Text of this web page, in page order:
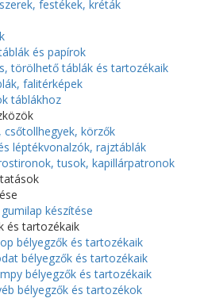
festékek, kréták
és papírok
törölhető táblák és tartozékaik
falitérképek
táblákhoz
csőtollhegyek, körzők
léptékvonalzók, rajztáblák
tusok, kapillárpatronok
készítése
és tartozékaik
bélyegzők és tartozékaik
bélyegzők és tartozékaik
bélyegzők és tartozékaik
bélyegzők és tartozékok